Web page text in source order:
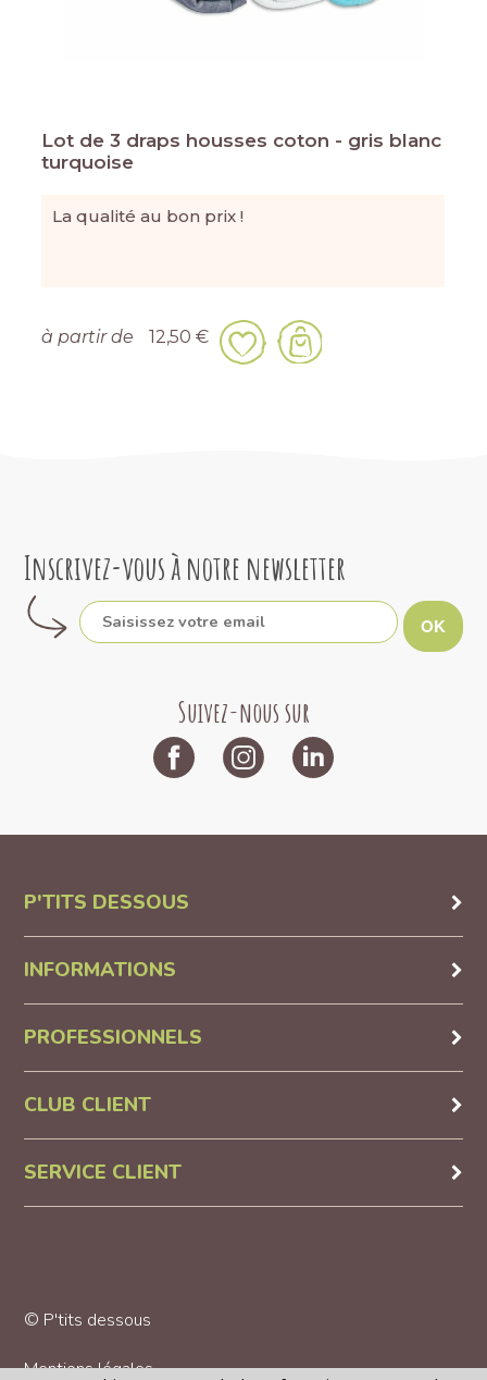
Lot de 3 draps housses coton - gris blanc
turquoise
La qualité au bon prix !
à partir de 12,50 €
Inscrivez-vous à notre newsletter
OK
Suivez-nous sur
P'TITS DESSOUS
INFORMATIONS
PROFESSIONNELS
CLUB CLIENT
SERVICE CLIENT
© P'tits dessous
Mentions légales